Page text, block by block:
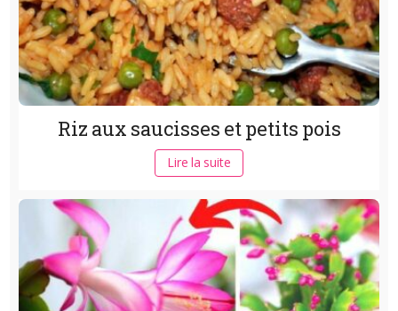
Riz aux saucisses et petits pois
Lire la suite